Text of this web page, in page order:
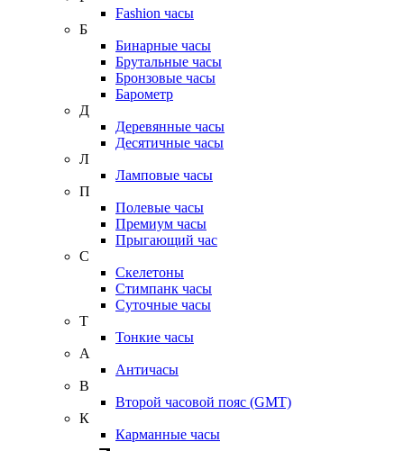
Fashion часы
Б
Бинарные часы
Брутальные часы
Бронзовые часы
Барометр
Д
Деревянные часы
Десятичные часы
Л
Ламповые часы
П
Полевые часы
Премиум часы
Прыгающий час
С
Скелетоны
Стимпанк часы
Суточные часы
Т
Тонкие часы
А
Античасы
В
Второй часовой пояс (GMT)
К
Карманные часы